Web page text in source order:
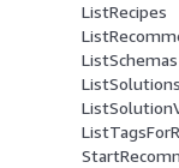
ListRecipes
ListSchemas
ListSolutions